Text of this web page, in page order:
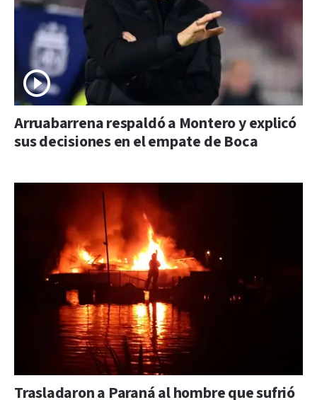
Arruabarrena respaldó a Montero y explicó
sus decisiones en el empate de Boca
Trasladaron a Paraná al hombre que sufrió